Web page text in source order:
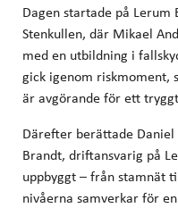
Dagen startade på Lerum
Stenkullen, där Mikael
med en utbildning i
gick igenom riskmoment,
är avgörande för ett
Därefter berättade Daniel
Brandt, driftansvarig på
uppbyggt – från stamnät
nivåerna samverkar för